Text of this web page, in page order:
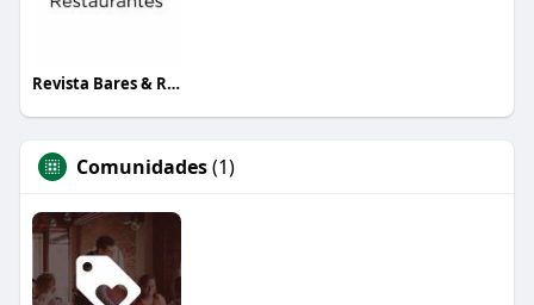
Revista Bares & Restaurantes
Comunidades(1)